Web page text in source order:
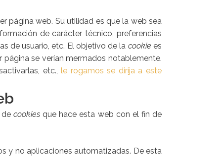
página web. Su utilidad es que la web sea
de carácter técnico, preferencias
de usuario, etc. El objetivo de la cookie es
se verían mermados notablemente.
etc.,le rogamos se dirija a este
decookies que hace esta web con el fin de
y no aplicaciones automatizadas. De esta